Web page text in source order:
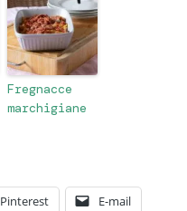
Fregnacce
marchigiane
Pinterest E-mail